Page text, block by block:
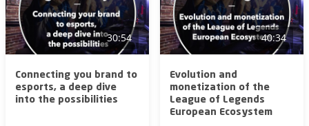
30:54
Connecting you brand to
esports, a deep dive
into the possibilities
40:34
Evolution and
monetization of the
League of Legends
European Ecosystem